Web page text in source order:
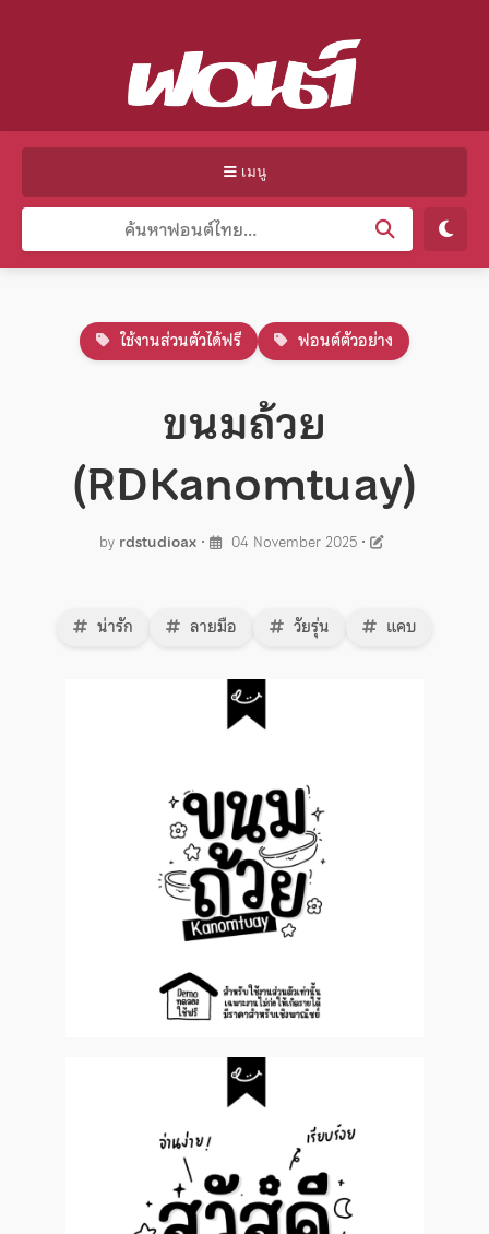
เมนู
ใช้งานส่วนตัวได้ฟรี ฟอนต์ตัวอย่าง
ขนมถ้วย
(RDKanomtuay)
by rdstudioax • 04 November 2025 •
น่ารัก ลายมือ วัยรุ่น แคบ